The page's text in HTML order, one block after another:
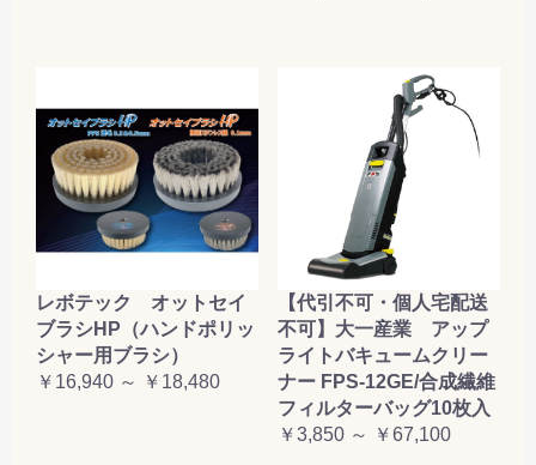
レボテック オットセイ
ブラシHP（ハンドポリッ
シャー用ブラシ）
￥16,940 ～ ￥18,480
【代引不可・個人宅配送
不可】大一産業 アップ
ライトバキュームクリー
ナー FPS-12GE/合成繊維
フィルターバッグ10枚入
￥3,850 ～ ￥67,100